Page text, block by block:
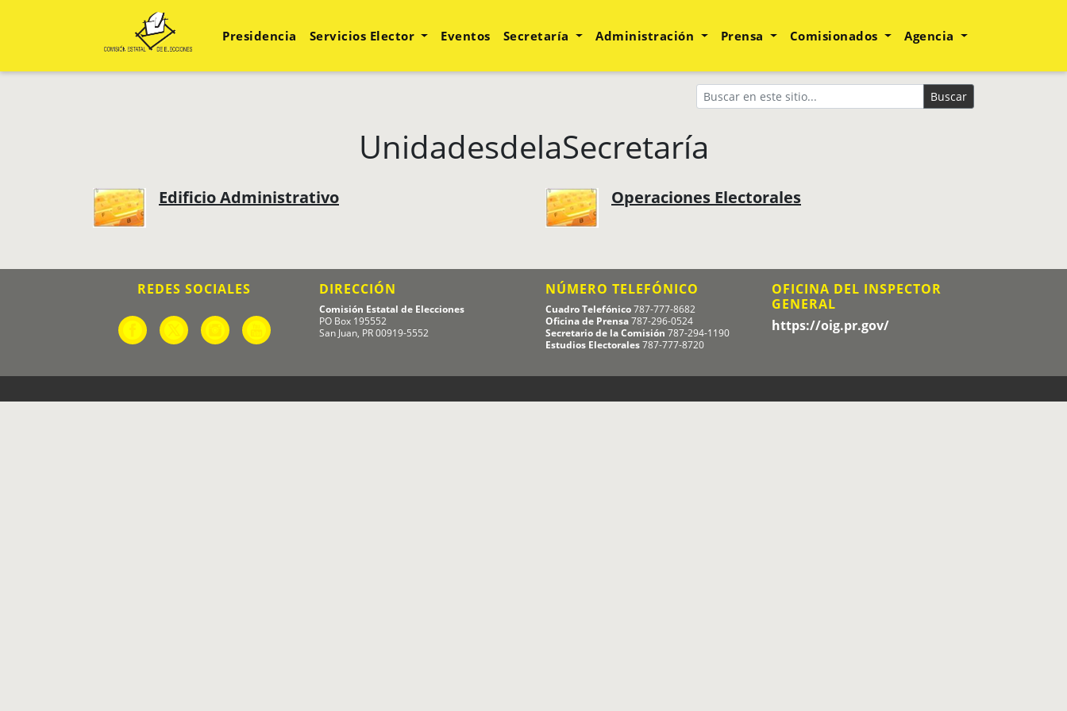
Presidencia Servicios Elector Eventos Secretaría Administración Prensa Comisionados Agencia
Buscar
UnidadesdelaSecretaría
Edificio Administrativo Operaciones Electorales
REDES SOCIALES DIRECCIÓN
Comisión Estatal de Elecciones
PO Box 195552
San Juan, PR 00919-5552
NÚMERO TELEFÓNICO
Cuadro Telefónico787-777-8682
Oficina de Prensa787-296-0524
Secretario de la Comisión 787-294-1190
Estudios Electorales787-777-8720
OFICINA DEL INSPECTOR
GENERAL
https://oig.pr.gov/